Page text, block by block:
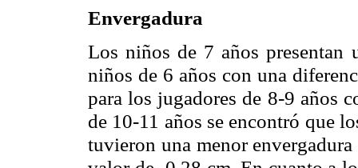
Envergadura
Los niños de 7 años presentan
niños de 6 años con una
para los jugadores de 8-9 años
de 10-11 años se encontró que
tuvieron una menor